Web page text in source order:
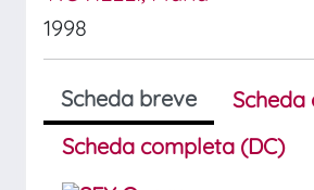
1998
Scheda breve
Scheda completa (DC)